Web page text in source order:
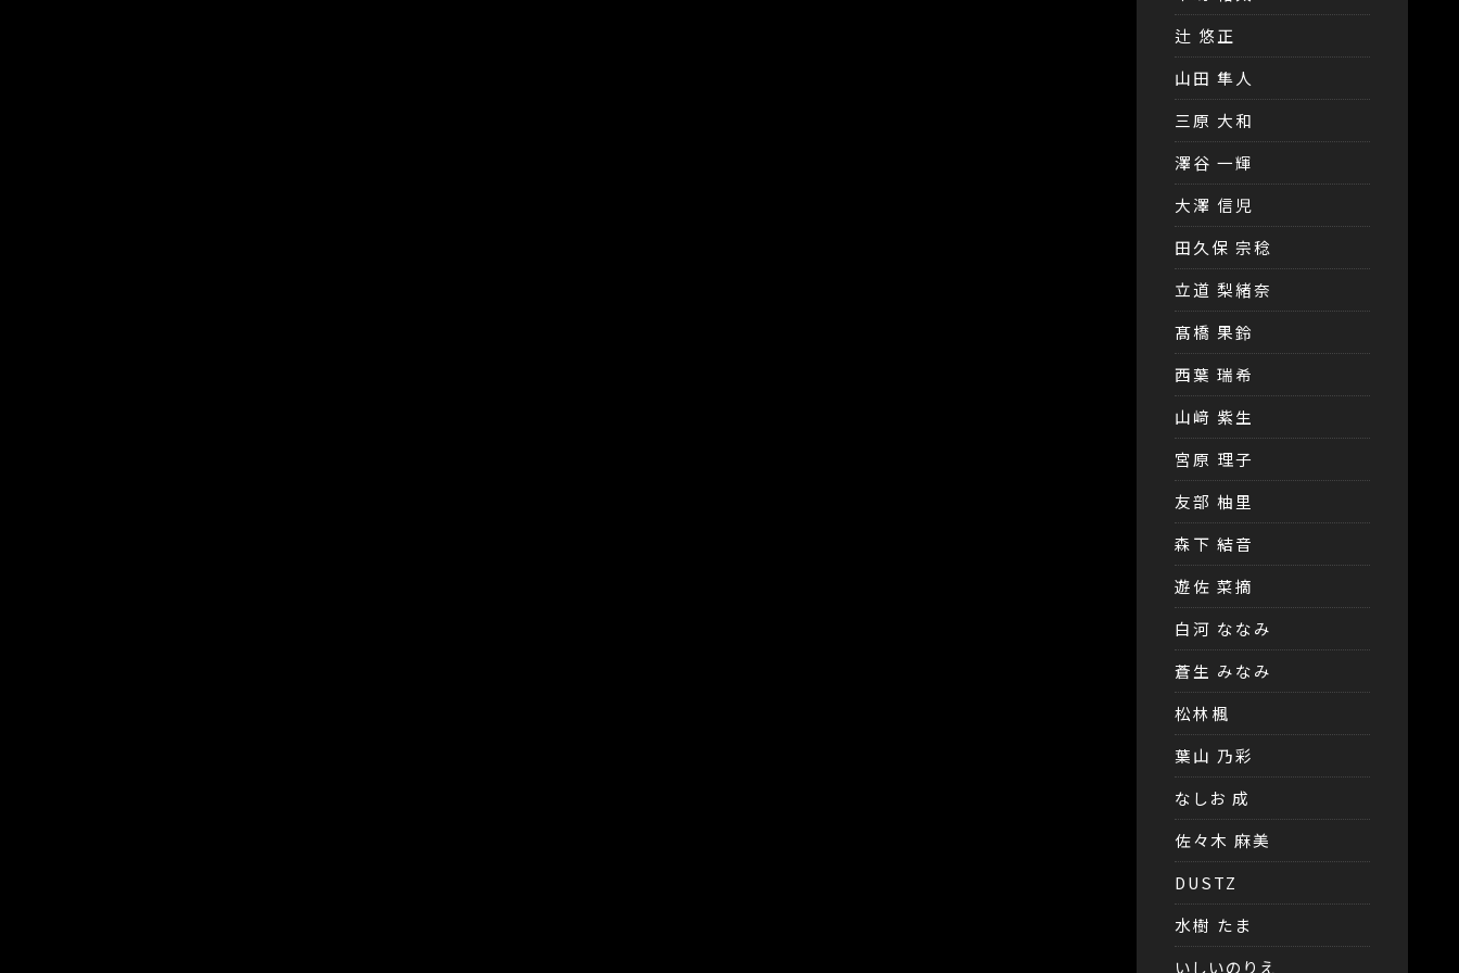
辻 悠正
山田 隼人
三原 大和
澤谷 一輝
大澤 信児
田久保 宗稔
立道 梨緒奈
髙橋 果鈴
西葉 瑞希
山﨑 紫生
宮原 理子
友部 柚里
森下 結音
遊佐 菜摘
白河 ななみ
蒼生 みなみ
松林楓
葉山 乃彩
なしお 成
佐々木 麻美
DUSTZ
水樹 たま
いしいのりえ